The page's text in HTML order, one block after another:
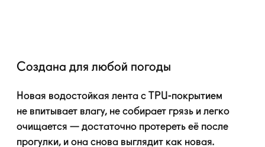
Создана для любой погоды
Новая водостойкая лента с TPU-покрытием
не впитывает влагу, не собирает грязь и легко
очищается — достаточно протереть её после
прогулки, и она снова выглядит как новая.